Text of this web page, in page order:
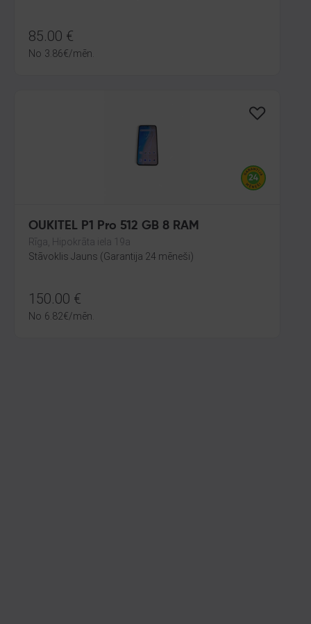
85.00 €
No 3.86€/mēn.
OUKITEL P1 Pro 512 GB 8 RAM
Rīga, Hipokrāta iela 19a
Stāvoklis Jauns (Garantija 24 mēneši)
150.00 €
No 6.82€/mēn.